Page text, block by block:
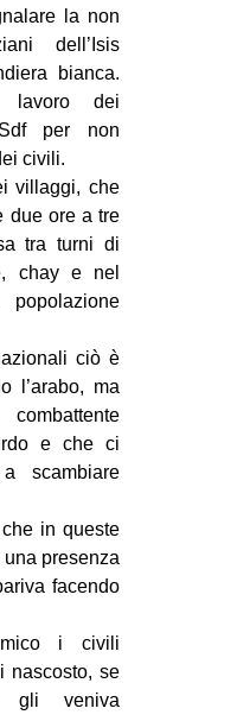
la non
dell’Isis
bianca.
lavoro dei
per non
civili.
villaggi, che
due ore a tre
tra turni di
chay e nel
ciò è
l’arabo, ma
e che ci
scambiare
in queste
una presenza
facendo
i civili
nascosto, se
gli veniva